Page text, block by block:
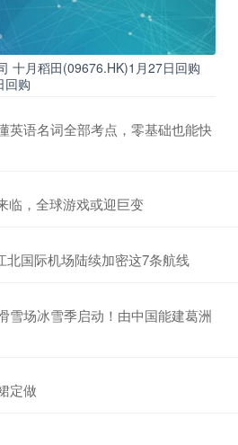
十月稻田(09676.HK)1月27日回购
回购
英语名词全部考点，零基础也能快
临，全球游戏或迎巨变
北国际机场陆续加密这7条航线
雪场冰雪季启动！由中国能建葛洲
定做